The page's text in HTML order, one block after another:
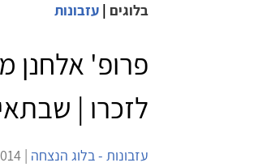
בלוגים | עזבונות
פרופ' אלחנן
לזכרו |
עזבונות - בלוג הנצחה | 21/2/2014 | 6,360 צפיות |